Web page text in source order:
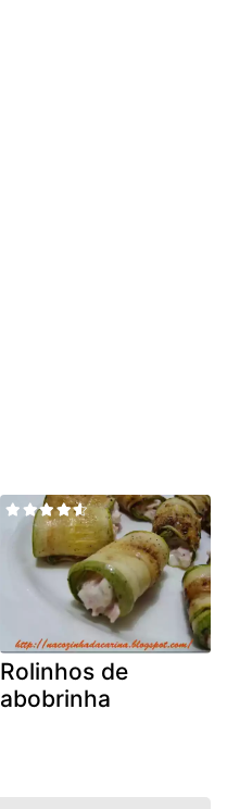
Rolinhos de
abobrinha